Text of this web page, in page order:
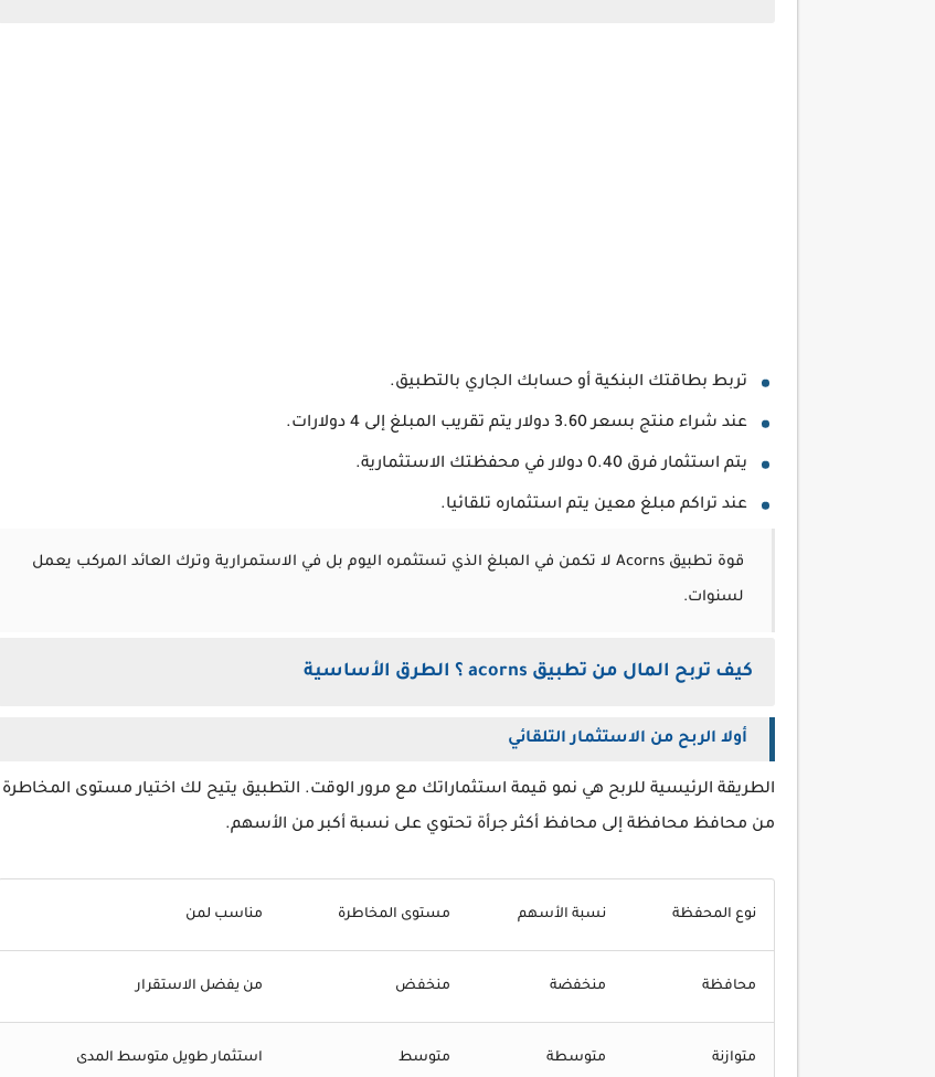
تربط بطاقتك البنكية أو حسابك الجاري بالتطبيق.
عند شراء منتج بسعر 3.60 دولار يتم تقريب المبلغ إلى 4 دولارات.
يتم استثمار فرق 0.40 دولار في محفظتك الاستثمارية.
عند تراكم مبلغ معين يتم استثماره تلقائيا.
قوة تطبيق Acorns لا تكمن في المبلغ الذي تستثمره اليوم بل في الاستمرارية وترك العائد المركب يعمل
لسنوات.
كيف تربح المال من تطبيق acorns ؟ الطرق الأساسية
أولا الربح من الاستثمار التلقائي
الطريقة الرئيسية للربح هي نمو قيمة استثماراتك مع مرور الوقت. التطبيق يتيح لك اختيار مستوى المخاطرة
من محافظ محافظة إلى محافظ أكثر جرأة تحتوي على نسبة أكبر من الأسهم.
نوع المحفظة نسبة الأسهم مستوى المخاطرة مناسب لمن
محافظة منخفضة منخفض من يفضل الاستقرار
متوازنة متوسطة متوسط استثمار طويل متوسط المدى